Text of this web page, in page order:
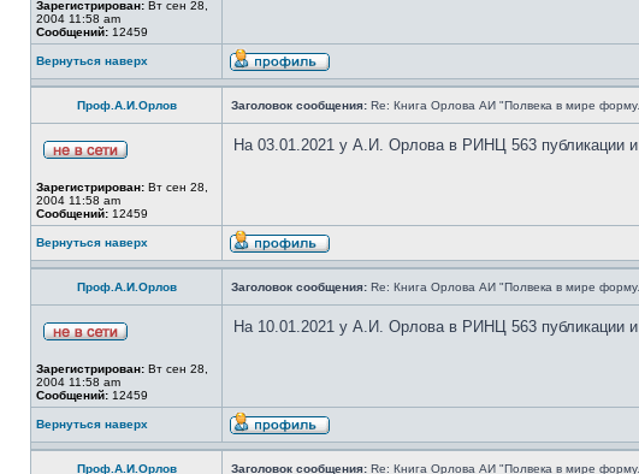
Зарегистрирован: Вт сен 28,
2004 11:58 am
Сообщений: 12459
Вернуться наверх
Проф.А.И.Орлов Заголовок сообщения: Re: Книга Орлова АИ "Полвека в мире
Зарегистрирован: Вт сен 28,
2004 11:58 am
Сообщений: 12459
На 03.01.2021 у А.И. Орлова в РИНЦ 563 публикации
Вернуться наверх
Проф.А.И.Орлов Заголовок сообщения: Re: Книга Орлова АИ "Полвека в мире
Зарегистрирован: Вт сен 28,
2004 11:58 am
Сообщений: 12459
На 10.01.2021 у А.И. Орлова в РИНЦ 563 публикации
Вернуться наверх
Проф.А.И.Орлов Заголовок сообщения: Re: Книга Орлова АИ "Полвека в мире